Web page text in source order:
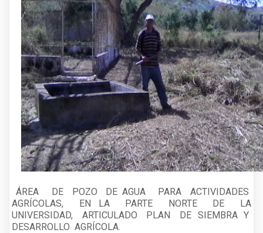
ÁREA DE POZO DE AGUA PARA ACTIVIDADES
AGRÍCOLAS, EN LA PARTE NORTE DE LA
UNIVERSIDAD, ARTICULADO PLAN DE SIEMBRA Y
DESARROLLO AGRÍCOLA.